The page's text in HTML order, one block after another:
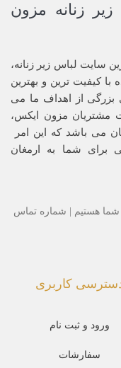
زنانه مزون
سایت لباس زیر زنانه،
با کیفیت ترین و بهترین
بزرگی از اهداف ما می
مشتریان مزون ایکس،
می باشد که این امر
برای شما به ارمغان
هستیم | شماره تماس
کاربری
ورود و ثبت نام
سفارشات